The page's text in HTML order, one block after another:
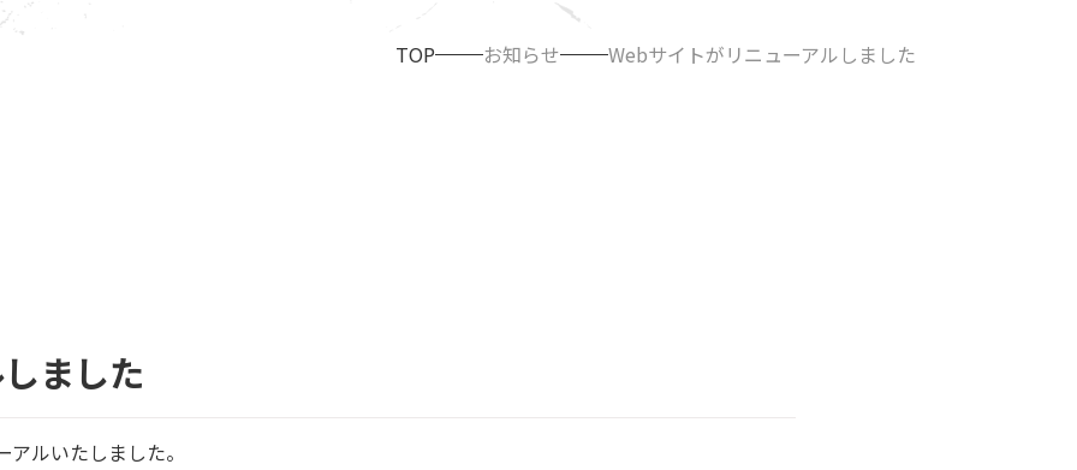
TOP お知らせ Webサイトがリニューアルしました
ました
ルいたしました。